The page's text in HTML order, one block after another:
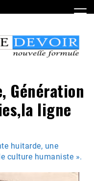
Génération
ligne
huitarde, une
culture humaniste ».